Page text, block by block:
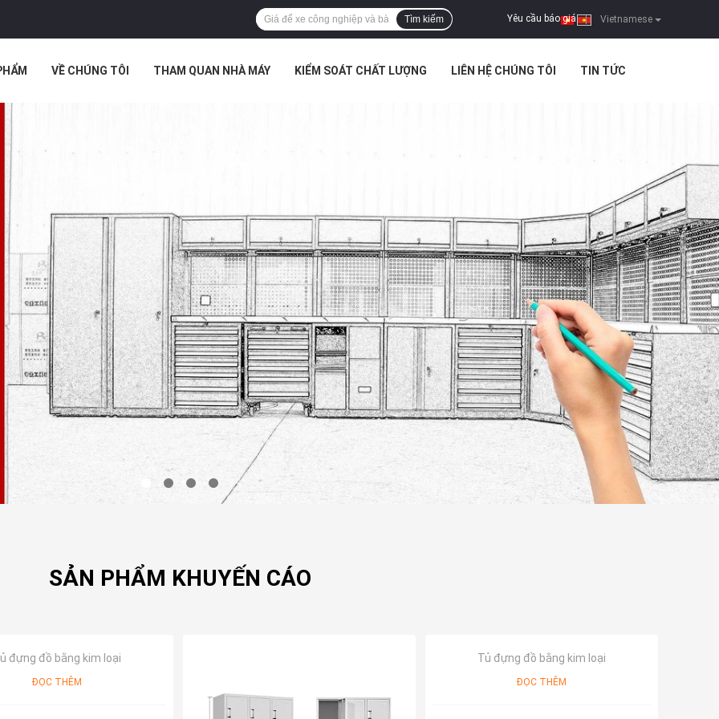
Vietnamese
Yêu cầu báo giá |
Tìm kiếm
VỀ CHÚNG TÔI THAM QUAN NHÀ MÁY KIỂM SOÁT CHẤT LƯỢNG LIÊN HỆ CHÚNG TÔI TIN TỨC
HỢP
SẢN PHẨM KHUYẾN CÁO
đựng đồ bằng kim loại
ĐỌC THÊM
Tủ đựng đồ bằng kim loại
ĐỌC THÊM